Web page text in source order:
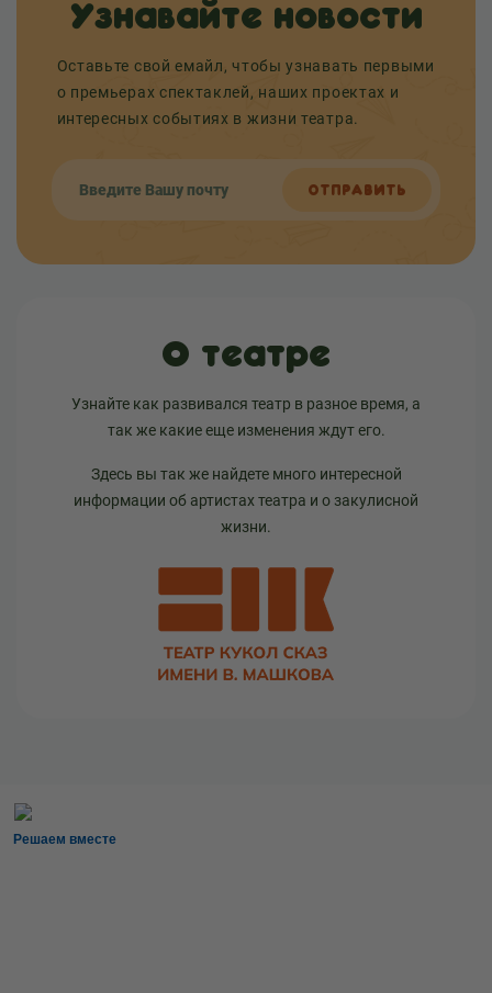
Узнавайте новости
Оставьте свой емайл, чтобы узнавать первыми
о премьерах спектаклей, наших проектах и
интересных событиях в жизни театра.
ОТПРАВИТЬ
О театре
Узнайте как развивался театр в разное время, а
так же какие еще изменения ждут его.
Здесь вы так же найдете много интересной
информации об артистах театра и о закулисной
жизни.
Решаем вместе